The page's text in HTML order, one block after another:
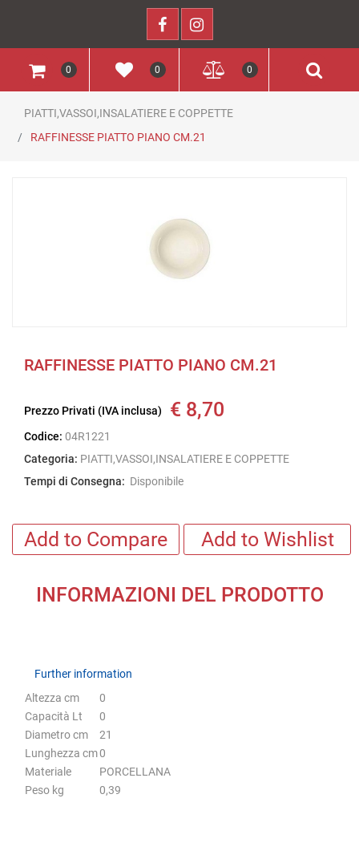
0 0 0
PIATTI,VASSOI,INSALATIERE E COPPETTE
RAFFINESSE PIATTO PIANO CM.21
RAFFINESSE PIATTO PIANO CM.21
Prezzo Privati (IVA inclusa) € 8,70
Codice: 04R1221
Categoria: PIATTI,VASSOI,INSALATIERE E COPPETTE
Tempi di Consegna: Disponibile
Add to Compare Add to Wishlist
INFORMAZIONI DEL PRODOTTO
Further information
Further information
Altezza cm
0
Capacità Lt
0
Diametro cm
21
Lunghezza cm0
Materiale
PORCELLANA
Peso kg
0,39